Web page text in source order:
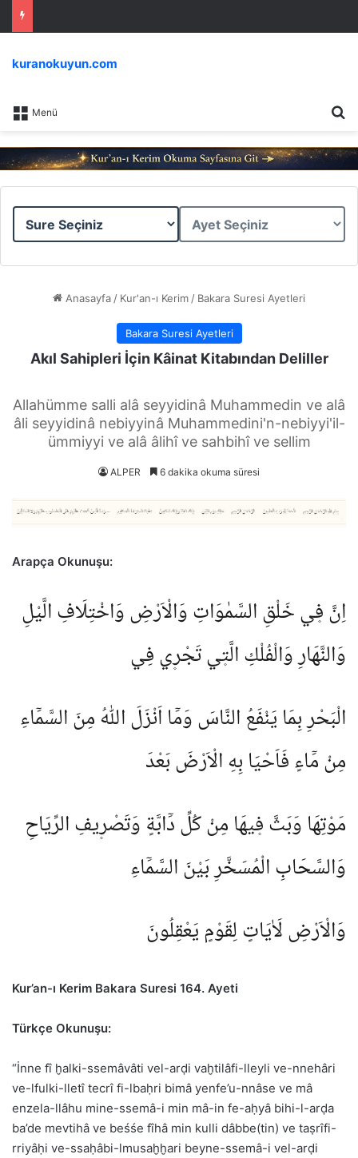
Menü
kuranokuyun.com
Sure
Ayet
Anasayfa / Kur'an-ı Kerim / Bakara Suresi Ayetleri
Bakara Suresi Ayetleri
Akıl Sahipleri İçin Kâinat Kitabından Deliller
Allahümme salli alâ seyyidinâ Muhammedin ve alâ
âli seyyidinâ nebiyyinâ Muhammedini'n-nebiyyi'il-
ümmiyyi ve alâ âlihî ve sahbihî ve sellim
ALPER 6 dakika okuma süresi
Arapça Okunuşu:
اِنَّ ف۪ي خَلْقِ السَّمٰوَاتِ وَالْاَرْضِ وَاخْتِلَافِ الَّيْلِ
وَالنَّهَارِ وَالْفُلْكِ الَّت۪ي تَجْر۪ي فِي
الْبَحْرِ بِمَا يَنْفَعُ النَّاسَ وَمَٓا اَنْزَلَ اللّٰهُ مِنَ السَّمَٓاءِ
مِنْ مَٓاءٍ فَاَحْيَا بِهِ الْاَرْضَ بَعْدَ
مَوْتِهَا وَبَثَّ ف۪يهَا مِنْ كُلِّ دَٓابَّةٍ وَتَصْر۪يفِ الرِّيَاحِ
وَالسَّحَابِ الْمُسَخَّرِ بَيْنَ السَّمَٓاءِ
وَالْاَرْضِ لَاٰيَاتٍ لِقَوْمٍ يَعْقِلُونَ
Kur’an-ı Kerim Bakara Suresi 164. Ayeti
Türkçe Okunuşu:
“İnne fî ḫalki-ssemâvâti vel-arḍi vaḫtilâfi-lleyli ve-nnehâri
ve-lfulki-lletî tecrî fi-lbaḥri bimâ yenfe’u-nnâse ve mâ
enzela-llâhu mine-ssemâ-i min mâ-in fe-aḥyâ bihi-l-arḍa
ba’de mevtihâ ve beśśe fîhâ min kulli dâbbe(tin) ve taṣrîfi-
rriyâḥi ve-ssaḥâbi-lmusaḫḫari beyne-ssemâ-i vel-arḍi